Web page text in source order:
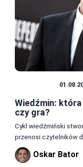
Wiedźmin:
czy gra?
Cykl wiedźmiński
przenosi czytelników
Oskar Bator